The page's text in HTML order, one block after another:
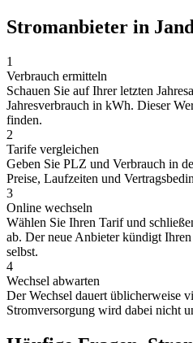
Stromanbieter in
1
Verbrauch ermitteln
Schauen Sie auf Ihrer letzten
Jahresverbrauch in kWh. Dieser
finden.
2
Tarife vergleichen
Geben Sie PLZ und Verbrauch in
Preise, Laufzeiten und
3
Online wechseln
Wählen Sie Ihren Tarif und
ab. Der neue Anbieter kündigt
selbst.
4
Wechsel abwarten
Der Wechsel dauert üblicherweise
Stromversorgung wird dabei nicht